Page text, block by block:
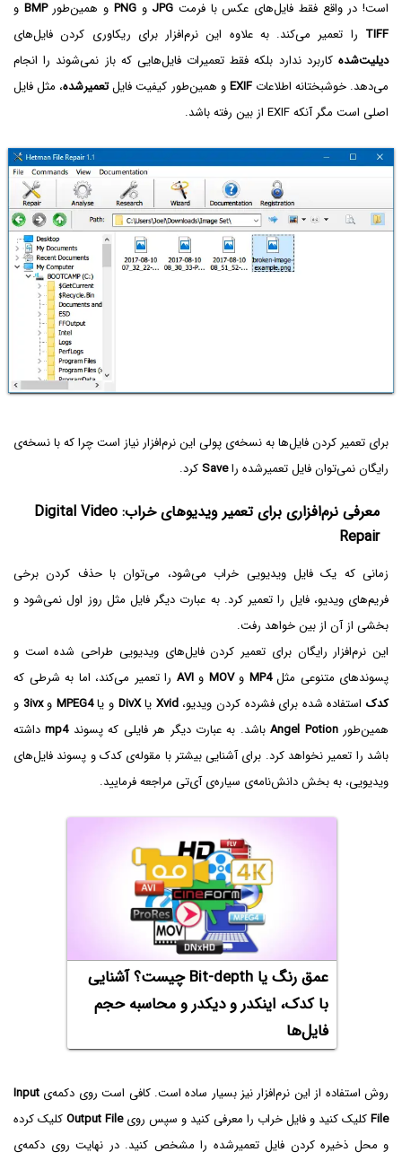
است! در واقع فقط فایل‌های عکس با فرمت JPG وPNG و همین‌طورBMP و
TIFF را تعمیر می‌کند. به علاوه این نرم‌افزار برای ریکاوری کردن فایل‌های
دیلیت‌شده کاربرد ندارد بلکه فقط تعمیرات فایل‌هایی که باز نمی‌شوند را انجام
می‌دهد. خوشبختانه اطلاعاتEXIFو همین‌طور کیفیت فایلتعمیرشده، مثل فایل
اصلی است مگر آنکه EXIF از بین رفته باشد.
برای تعمیر کردن فایل‌ها به نسخه‌ی پولی این نرم‌افزار نیاز است چرا که با نسخه‌ی
رایگان نمی‌توان فایل تعمیرشده راSave کرد.
معرفی نرم‌افزاری برای تعمیر ویدیوهای خراب: Digital Video
Repair
زمانی که یک فایل ویدیویی خراب می‌شود، می‌توان با حذف کردن برخی
فریم‌های ویدیو، فایل را تعمیر کرد. به عبارت دیگر فایل مثل روز اول نمی‌شود و
بخشی از آن از بین خواهد رفت.
این نرم‌افزار رایگان برای تعمیر کردن فایل‌های ویدیویی طراحی شده است و
پسوندهای متنوعی مثلMP4 وMOV وAVI را تعمیر می‌کند، اما به شرطی که
کدکاستفاده شده برای فشرده کردن ویدیو،Xvid یاDivX و یاMPEG4 و3ivx و
همین‌طورAngel Potion‌باشد. به عبارت دیگر هر فایلی که پسوندmp4داشته
باشد را تعمیر نخواهد کرد. برای آشنایی بیشتر با مقوله‌ی کدک و پسوند فایل‌های
ویدیویی، به بخش دانش‌نامه‌ی سیاره‌ی آی‌تی مراجعه فرمایید.
عمق رنگ یا Bit-depth چیست؟ آشنایی
با کدک، اینکدر و دیکدر و محاسبه حجم
فایل‌ها
روش استفاده از این نرم‌افزار نیز بسیار ساده است. کافی است روی دکمه‌ی Input‌
Fileکلیک کنید و فایل خراب را معرفی کنید و سپس رویOutput Fileکلیک کرده
و محل ذخیره کردن فایل تعمیرشده را مشخص کنید. در نهایت روی دکمه‌ی